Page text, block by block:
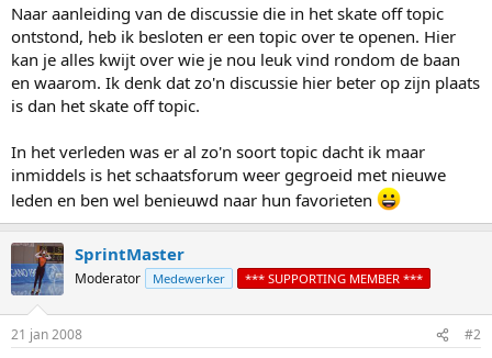
t
e
r
m
Naar aanleiding van de discussie die in het skate off topic
ontstond, heb ik besloten er een topic over te openen. Hier
kan je alles kwijt over wie je nou leuk vind rondom de baan
en waarom. Ik denk dat zo'n discussie hier beter op zijn plaats
is dan het skate off topic.
In het verleden was er al zo'n soort topic dacht ik maar
inmiddels is het schaatsforum weer gegroeid met nieuwe
leden en ben wel benieuwd naar hun favorieten
SprintMaster
Moderator Medewerker *** SUPPORTING MEMBER ***
21 jan 2008 #2